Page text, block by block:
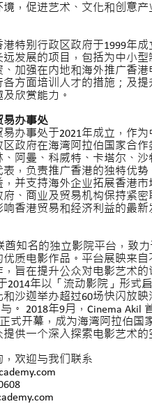
，促进艺术、文化和创意产
特别行政区政府于1999年成
发展的项目，包括为中小型
加强在内地和海外推广香港
方面培训人才的措施；及提
欣赏能力。
易办事处
办事处于2021年成立，作为
政府在海湾阿拉伯国家合作
阿曼、科威特、卡塔尔、沙
表，负责推广香港的独特优势
，并支持海外企业拓展香港市
、商业及贸易机构保持紧密
香港贸易和经济利益的最新
酋知名的独立影院平台，致
质电影作品。平台展映来自
旨在提升公众对电影艺术的
2014年以「流动影院」形式
沙迦举办超过60场快闪放映
。 2018年9月，Cinema Akil
正式开幕，成为海湾阿拉伯国
供一个深入探索电影艺术的
欢迎与我们联系